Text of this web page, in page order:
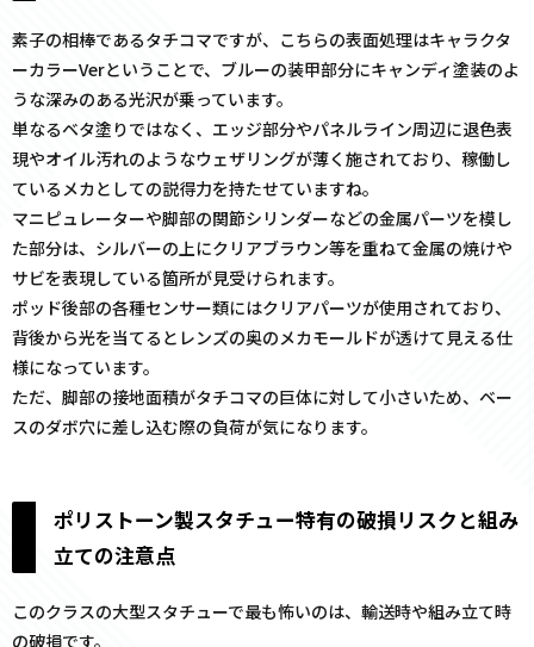
素子の相棒であるタチコマですが、こちらの表面処理はキャラクタ
ーカラーVerということで、ブルーの装甲部分にキャンディ塗装のよ
うな深みのある光沢が乗っています。
単なるベタ塗りではなく、エッジ部分やパネルライン周辺に退色表
現やオイル汚れのようなウェザリングが薄く施されており、稼働し
ているメカとしての説得力を持たせていますね。
マニピュレーターや脚部の関節シリンダーなどの金属パーツを模し
た部分は、シルバーの上にクリアブラウン等を重ねて金属の焼けや
サビを表現している箇所が見受けられます。
ポッド後部の各種センサー類にはクリアパーツが使用されており、
背後から光を当てるとレンズの奥のメカモールドが透けて見える仕
様になっています。
ただ、脚部の接地面積がタチコマの巨体に対して小さいため、ベー
スのダボ穴に差し込む際の負荷が気になります。
ポリストーン製スタチュー特有の破損リスクと組み
立ての注意点
このクラスの大型スタチューで最も怖いのは、輸送時や組み立て時
の破損です。